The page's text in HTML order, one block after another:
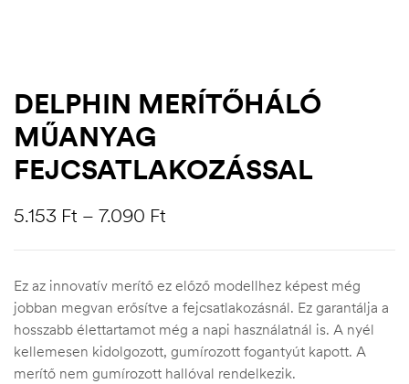
DELPHIN MERÍTŐHÁLÓ
MŰANYAG
FEJCSATLAKOZÁSSAL
5.153 Ft – 7.090 Ft
Ez az innovatív merítő ez előző modellhez képest még
jobban megvan erősítve a fejcsatlakozásnál. Ez garantálja a
hosszabb élettartamot még a napi használatnál is. A nyél
kellemesen kidolgozott, gumírozott fogantyút kapott. A
merítő nem gumírozott hallóval rendelkezik.